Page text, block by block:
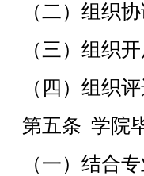
（二）组织
（三）组织
（四）组织
第五条 学院
（一）结合